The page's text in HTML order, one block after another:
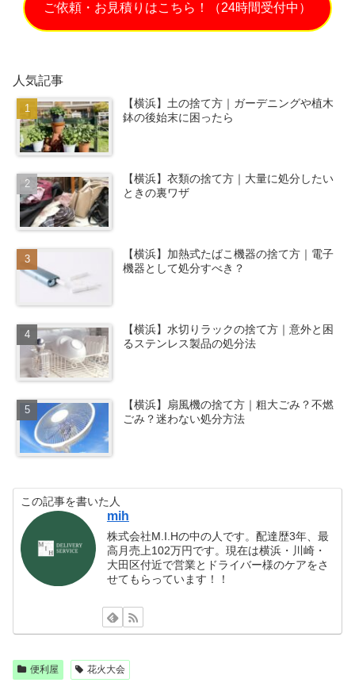
ご依頼・お見積りはこちら！（24時間受付中）
人気記事
【横浜】土の捨て方｜ガーデニングや植木
鉢の後始末に困ったら
【横浜】衣類の捨て方｜大量に処分したい
ときの裏ワザ
【横浜】加熱式たばこ機器の捨て方｜電子
機器として処分すべき？
【横浜】水切りラックの捨て方｜意外と困
るステンレス製品の処分法
【横浜】扇風機の捨て方｜粗大ごみ？不燃
ごみ？迷わない処分方法
この記事を書いた人
mih
株式会社M.I.Hの中の人です。配達歴3年、最
高月売上102万円です。現在は横浜・川崎・
大田区付近で営業とドライバー様のケアをさ
せてもらっています！！
便利屋 花火大会